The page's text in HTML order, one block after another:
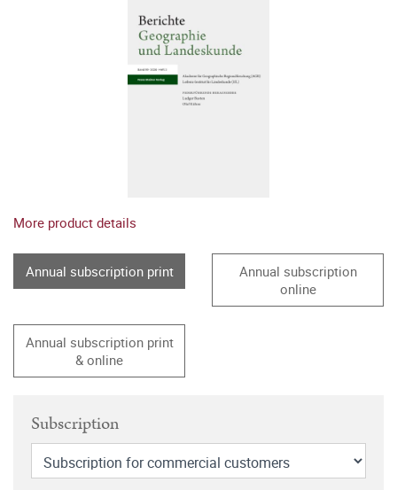
More product details
Annual subscription print
Annual subscription
online
Annual subscription print
& online
Subscription